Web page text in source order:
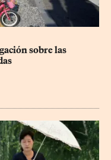
sobre las